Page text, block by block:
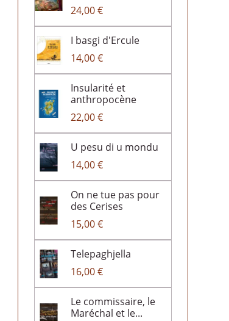
24,00 €
I basgi d'Ercule
14,00 €
Insularité et
anthropocène
22,00 €
U pesu di u mondu
14,00 €
On ne tue pas pour
des Cerises
15,00 €
Telepaghjella
16,00 €
Le commissaire, le
Maréchal et le...